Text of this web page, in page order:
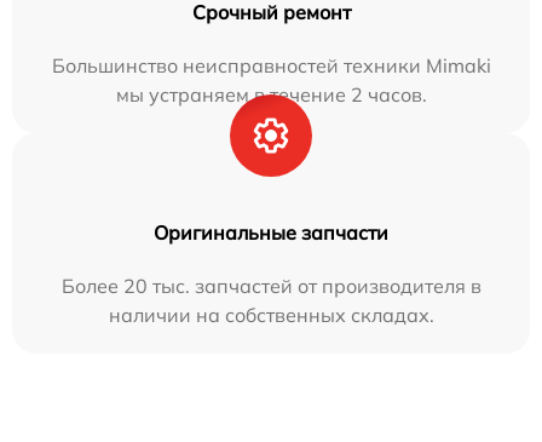
Срочный ремонт
Большинство неисправностей техники Mimaki
мы устраняем в течение 2 часов.
Оригинальные запчасти
Более 20 тыс. запчастей от производителя в
наличии на собственных складах.